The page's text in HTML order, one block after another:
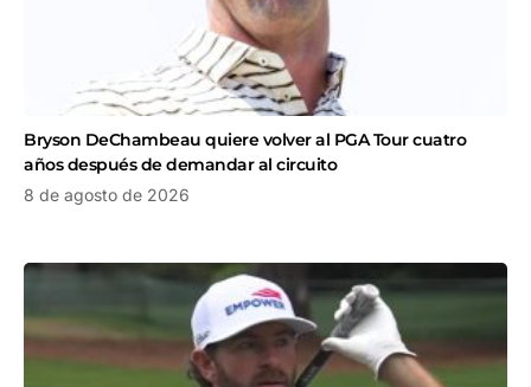
Bryson DeChambeau quiere volver al PGA Tour cuatro
años después de demandar al circuito
8 de agosto de 2026